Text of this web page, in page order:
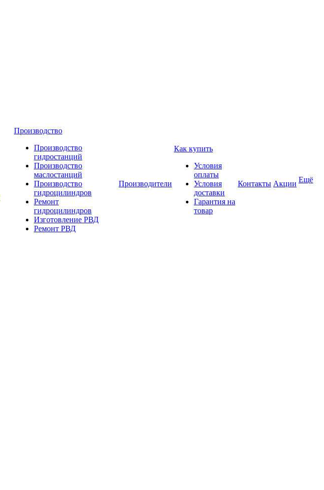
Производство
Производство
гидростанций
Производство
маслостанций
Производство
гидроцилиндров
Ремонт
гидроцилиндров
Изготовление РВД
Ремонт РВД
Производители
Как купить
Условия
оплаты
Условия
доставки
Гарантия на
товар
Контакты Акции Ещё